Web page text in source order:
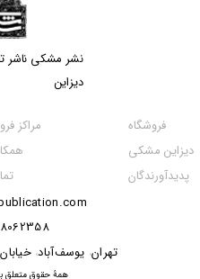
نشر مشکی​​​​​​​
دیزاین
(021)
​​​​​​تهران، یوسف‌آباد، خیابان 55
مراکز
فروشگاه
دیزاین مشکی
پدیدآورندگان
​همۀ حقوق متعلق